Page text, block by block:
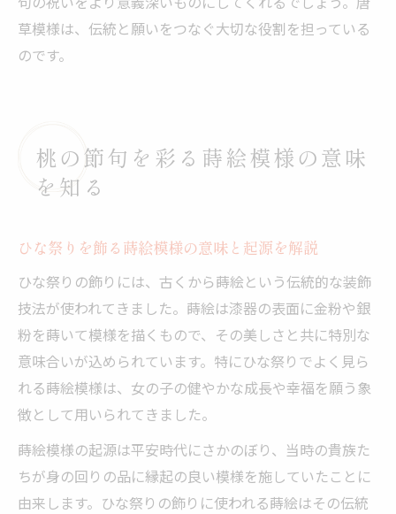
草模様は、伝統と願いをつなぐ大切な役割を担っている
のです。
桃の節句を彩る蒔絵模様の意味
を知る
ひな祭りを飾る蒔絵模様の意味と起源を解説
ひな祭りの飾りには、古くから蒔絵という伝統的な装飾
技法が使われてきました。蒔絵は漆器の表面に金粉や銀
粉を蒔いて模様を描くもので、その美しさと共に特別な
意味合いが込められています。特にひな祭りでよく見ら
れる蒔絵模様は、女の子の健やかな成長や幸福を願う象
徴として用いられてきました。
蒔絵模様の起源は平安時代にさかのぼり、当時の貴族た
ちが身の回りの品に縁起の良い模様を施していたことに
由来します。ひな祭りの飾りに使われる蒔絵はその伝統